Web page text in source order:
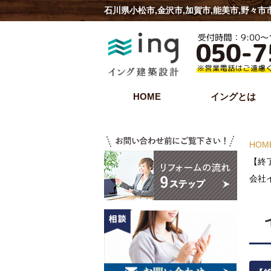
石川県小松市,金沢市,加賀市,能美市,野々
HOME イングとは
【
会社